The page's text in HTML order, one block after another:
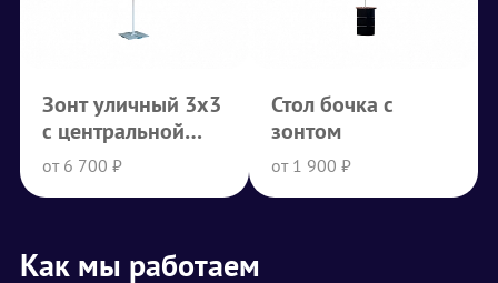
Зонт уличный 3x3
с центральной
опорой
от 6 700 ₽
Стол бочка с
зонтом
от 1 900 ₽
Как мы работаем